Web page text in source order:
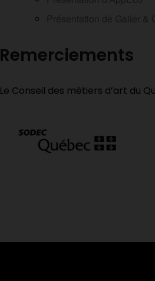
Remerciements
Le Conseil des métiers d’art du